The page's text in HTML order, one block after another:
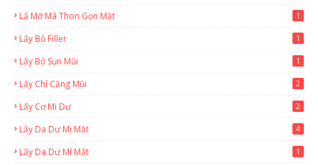
Lấ Mỡ Má Thon Gọn Mặt 1
Lấy Bỏ Filler 1
Lấy Bỏ Sụn Mũi 1
Lấy Chỉ Căng Mũi 2
Lấy Cơ Mi Dư 2
Lấy Da Dư Mi Mắt 4
Lấy Da Dư Mí Mắt 1